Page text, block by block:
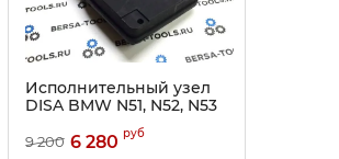
Исполнительный узел
DISA BMW N51, N52, N53
маленькая лопасть
9 200 6 280 руб